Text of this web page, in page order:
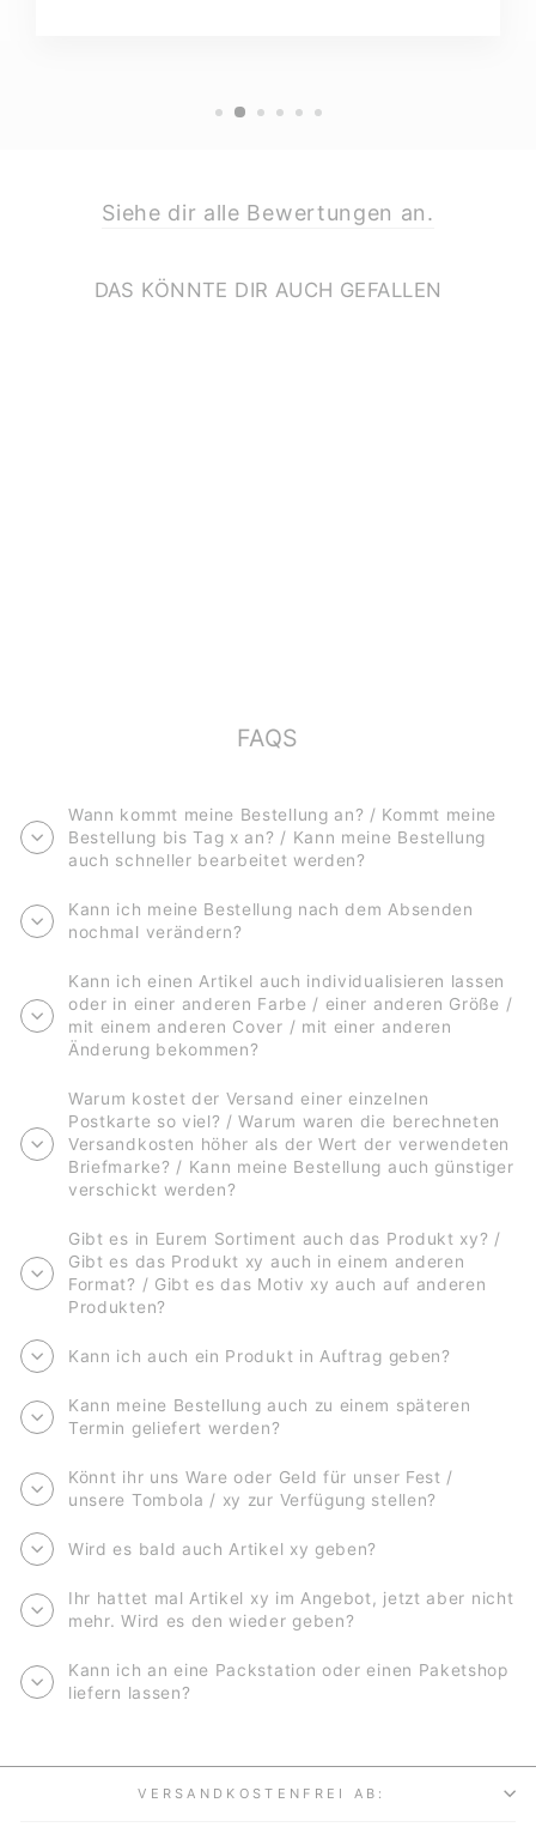
Siehe dir alle Bewertungen an.
DAS KÖNNTE DIR AUCH GEFALLEN
FAQS
Wann kommt meine Bestellung an? / Kommt meine
Bestellung bis Tag x an? / Kann meine Bestellung
auch schneller bearbeitet werden?
Kann ich meine Bestellung nach dem Absenden
nochmal verändern?
Kann ich einen Artikel auch individualisieren lassen
oder in einer anderen Farbe / einer anderen Größe /
mit einem anderen Cover / mit einer anderen
Änderung bekommen?
Warum kostet der Versand einer einzelnen
Postkarte so viel? / Warum waren die berechneten
Versandkosten höher als der Wert der verwendeten
Briefmarke? / Kann meine Bestellung auch günstiger
verschickt werden?
Gibt es in Eurem Sortiment auch das Produkt xy? /
Gibt es das Produkt xy auch in einem anderen
Format? / Gibt es das Motiv xy auch auf anderen
Produkten?
Kann ich auch ein Produkt in Auftrag geben?
Kann meine Bestellung auch zu einem späteren
Termin geliefert werden?
Könnt ihr uns Ware oder Geld für unser Fest /
unsere Tombola / xy zur Verfügung stellen?
Wird es bald auch Artikel xy geben?
Ihr hattet mal Artikel xy im Angebot, jetzt aber nicht
mehr. Wird es den wieder geben?
Kann ich an eine Packstation oder einen Paketshop
liefern lassen?
VERSANDKOSTENFREI AB: